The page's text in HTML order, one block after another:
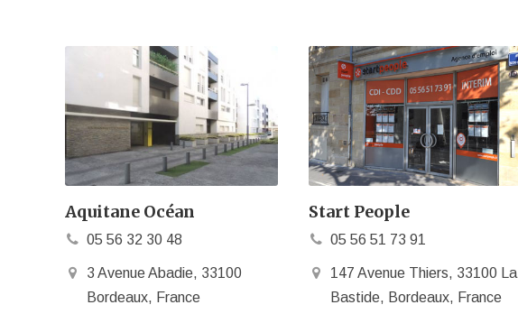
Aquitane Océan
05 56 32 30 48
3 Avenue Abadie, 33100
Bordeaux, France
Start People
05 56 51 73 91
147 Avenue Thiers, 33100 La
Bastide, Bordeaux, France